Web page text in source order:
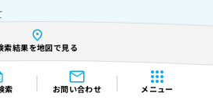
索 お問い合わせ メニュー
索結果を地図で見る